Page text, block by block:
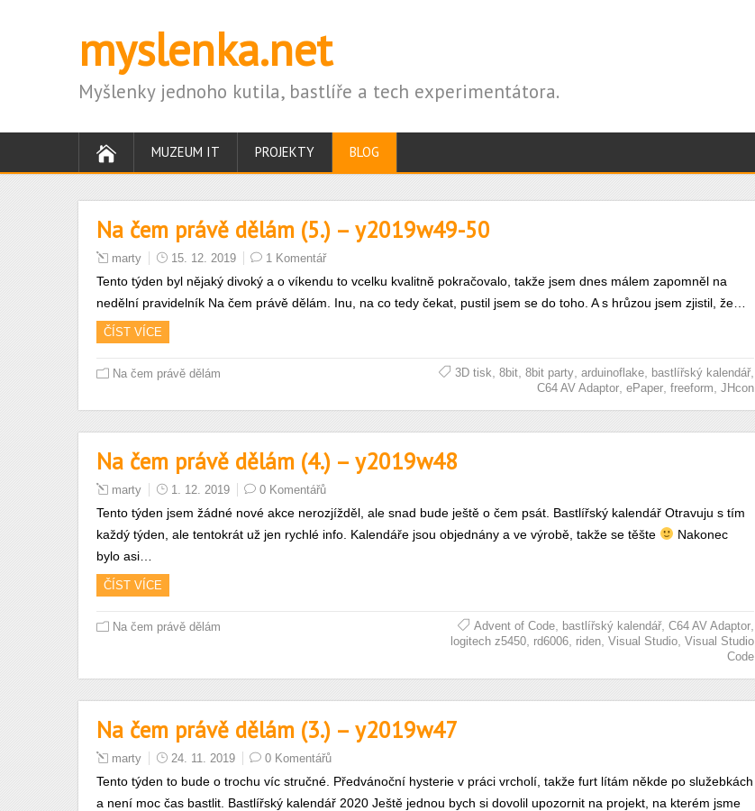
myslenka.net
Myšlenky jednoho kutila, bastlíře a tech experimentátora.
MUZEUM IT PROJEKTY BLOG
Na čem právě dělám (5.) – y2019w49-50
marty 15. 12. 2019 1 Komentář
Tento týden byl nějaký divoký a o víkendu to vcelku kvalitně pokračovalo, takže jsem dnes málem zapomněl na
nedělní pravidelník Na čem právě dělám. Inu, na co tedy čekat, pustil jsem se do toho. A s hrůzou jsem zjistil, že…
ČÍST VÍCE
Na čem právě dělám 3D tisk 8bit, 8bit party, arduinoflake, bastlířský kalendář,
C64 AV Adaptor, ePaper, freeform JHcon
Na čem právě dělám (4.) – y2019w48
marty 1. 12. 2019 0 Komentářů
Tento týden jsem žádné nové akce nerozjížděl, ale snad bude ještě o čem psát. Bastlířský kalendář Otravuju s tím
každý týden, ale tentokrát už jen rychlé info. Kalendáře jsou objednány a ve výrobě, takže se těšte
Nakonec
bylo asi…
ČÍST VÍCE
Na čem právě dělám Advent of Code, bastlířský kalendář, C64 AV Adaptor,
logitech z5450, rd6006, riden, Visual Studio, Visual Studio
Code
Na čem právě dělám (3.) – y2019w47
marty 24. 11. 2019 0 Komentářů
Tento týden to bude o trochu víc stručné. Předvánoční hysterie v práci vrcholí, takže furt lítám někde po služebkách
a není moc čas bastlit. Bastlířský kalendář 2020 Ještě jednou bych si dovolil upozornit na projekt, na kterém jsme